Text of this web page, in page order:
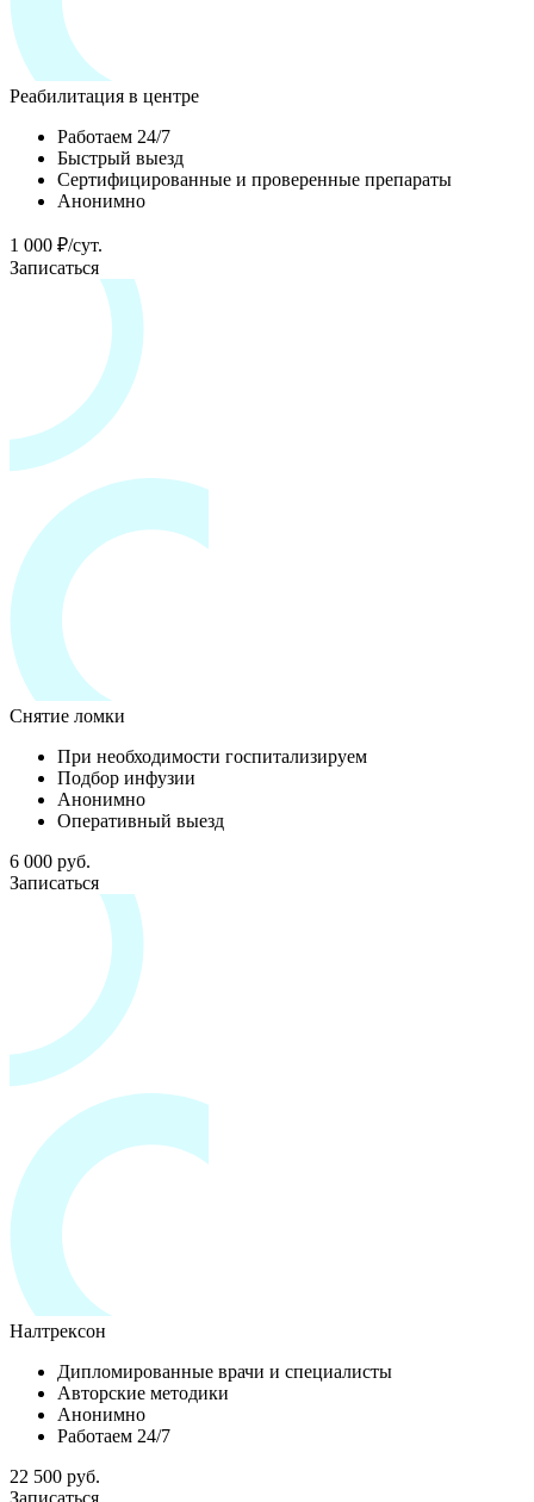
Реабилитация в центре
Работаем 24/7
Быстрый выезд
Сертифицированные и проверенные препараты
Анонимно
1 000 ₽/сут.
Записаться
Снятие ломки
При необходимости госпитализируем
Подбор инфузии
Анонимно
Оперативный выезд
6 000 руб.
Записаться
Налтрексон
Дипломированные врачи и специалисты
Авторские методики
Анонимно
Работаем 24/7
22 500 руб.
Записаться